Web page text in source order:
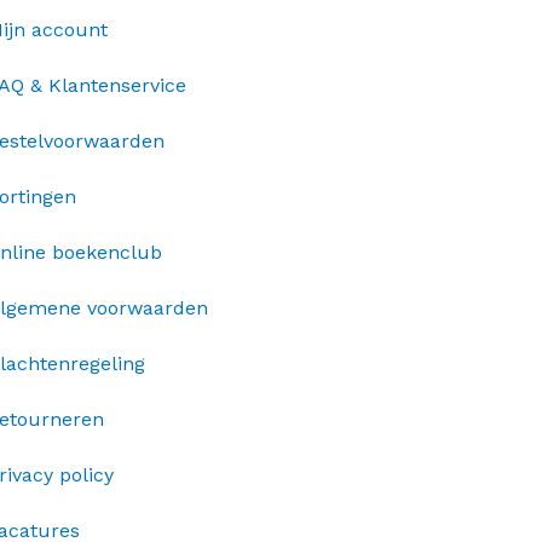
account
& Klantenservice
boekenclub
voorwaarden
policy